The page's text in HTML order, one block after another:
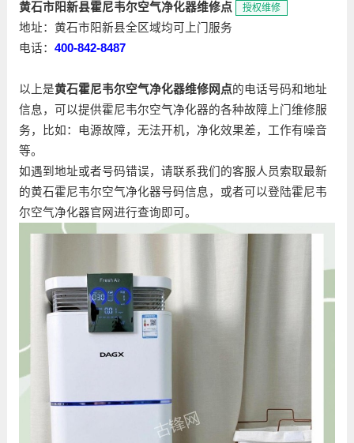
黄石市阳新县霍尼韦尔空气净化器维修点 授权维修
地址：黄石市阳新县全区域均可上门服务
电话： 400-842-8487
以上是黄石霍尼韦尔空气净化器维修网点的电话号码和地址
信息，可以提供霍尼韦尔空气净化器的各种故障上门维修服
务，比如：电源故障，无法开机，净化效果差，工作有噪音
等。
如遇到地址或者号码错误，请联系我们的客服人员索取最新
的黄石霍尼韦尔空气净化器号码信息，或者可以登陆霍尼韦
尔空气净化器官网进行查询即可。